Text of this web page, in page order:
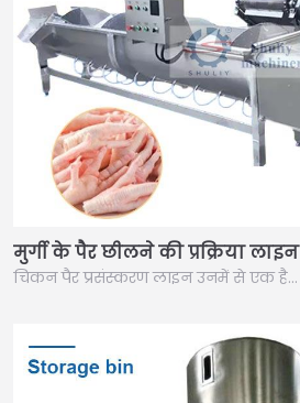
मुर्गी के पैर छीलने की प्रक्रिया लाइन
चिकन पैर प्रसंस्करण लाइन उनमें से एक है…